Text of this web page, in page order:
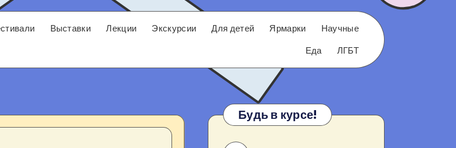
Выставки Лекции Экскурсии Для детей Ярмарки
Научные
Еда
ЛГБТ
Будь в курсе!